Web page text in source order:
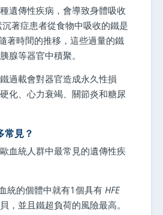
遺傳性疾病，會導致身體吸收
著症患者從食物中吸收的鐵是
著時間的推移，這些過量的鐵
腺等器官中積聚。
過載會對器官造成永久性損
化、心力衰竭、關節炎和糖尿
常見？
血統人群中最常見的遺傳性疾
統的個體中就有1個具有 HFE
，並且鐵超負荷的風險最高。